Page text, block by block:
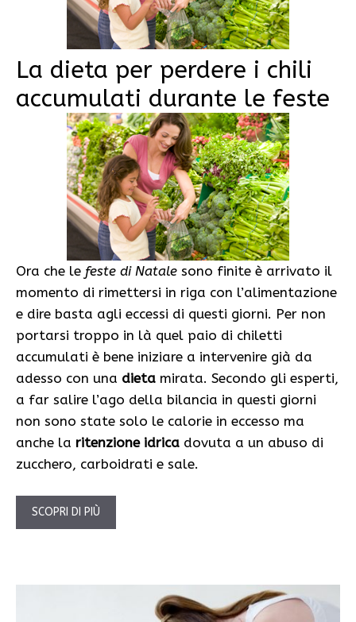
La dieta per perdere i chili
accumulati durante le feste
Ora che le feste di Natale sono finite è arrivato il
momento di rimettersi in riga con l’alimentazione
e dire basta agli eccessi di questi giorni. Per non
portarsi troppo in là quel paio di chiletti
accumulati è bene iniziare a intervenire già da
adesso con una dieta mirata. Secondo gli esperti,
a far salire l’ago della bilancia in questi giorni
non sono state solo le calorie in eccesso ma
anche la ritenzione idrica dovuta a un abuso di
zucchero, carboidrati e sale.
SCOPRI DI PIÙ